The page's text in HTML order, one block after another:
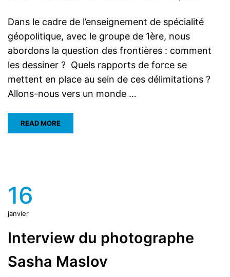
Dans le cadre de l’enseignement de spécialité
géopolitique, avec le groupe de 1ère, nous
abordons la question des frontières : comment
les dessiner ? Quels rapports de force se
mettent en place au sein de ces délimitations ?
Allons-nous vers un monde …
READ MORE
16
janvier
Interview du photographe
Sasha Maslov